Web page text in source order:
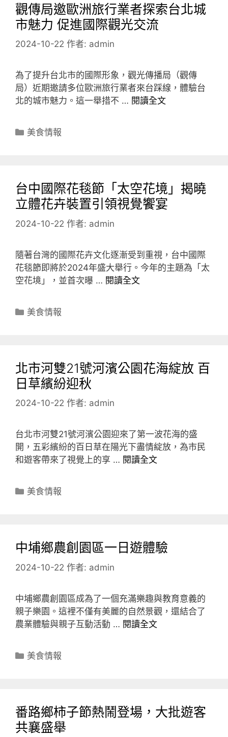
觀傳局邀歐洲旅行業者探索台北城
市魅力 促進國際觀光交流
2024-10-22 作者: admin
為了提升台北市的國際形象，觀光傳播局（觀傳
局）近期邀請多位歐洲旅行業者來台踩線，體驗台
北的城市魅力。這一舉措不 … 閱讀全文
分
美食情報
台中國際花毯節「太空花境」揭曉
立體花卉裝置引領視覺饗宴
2024-10-22 作者: admin
隨著台灣的國際花卉文化逐漸受到重視，台中國際
花毯節即將於2024年盛大舉行。今年的主題為「太
空花境」，並首次曝 … 閱讀全文
分
美食情報
北市河雙21號河濱公園花海綻放 百
日草繽紛迎秋
2024-10-22 作者: admin
台北市河雙21號河濱公園迎來了第一波花海的盛
開，五彩繽紛的百日草在陽光下盡情綻放，為市民
和遊客帶來了視覺上的享 … 閱讀全文
分
美食情報
中埔鄉農創園區一日遊體驗
2024-10-22 作者: admin
中埔鄉農創園區成為了一個充滿樂趣與教育意義的
親子樂園。這裡不僅有美麗的自然景觀，還結合了
農業體驗與親子互動活動 … 閱讀全文
分
美食情報
番路鄉柿子節熱鬧登場，大批遊客
共襄盛舉